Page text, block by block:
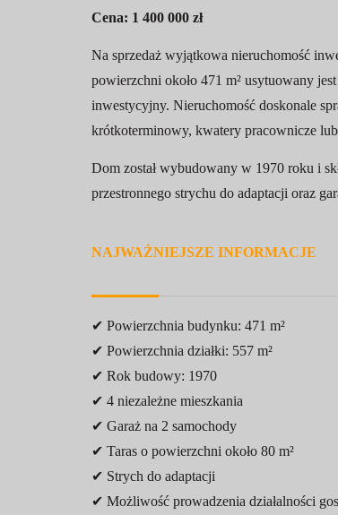
Cena: 1 400 000 zł
Na sprzedaż wyjątkowa nieruchomość
powierzchni około 471 m² usytuowany
inwestycyjny. Nieruchomość doskonale
krótkoterminowy, kwatery pracownicze
Dom został wybudowany w 1970 roku i
przestronnego strychu do adaptacji oraz
NAJWAŻNIEJSZE INFORMACJE
✔ Powierzchnia budynku: 471 m²
✔ Powierzchnia działki: 557 m²
✔ Rok budowy: 1970
✔ 4 niezależne mieszkania
✔ Garaż na 2 samochody
✔ Taras o powierzchni około 80 m²
✔ Strych do adaptacji
✔ Możliwość prowadzenia działalności